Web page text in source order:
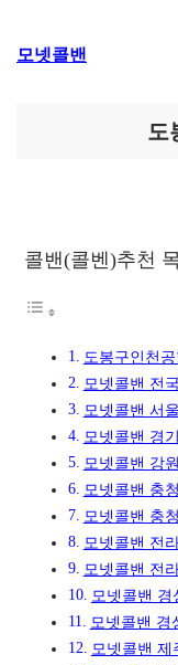
텐
모넷콜밴
도
콜밴(콜벤)추천
도봉구인천
모넷콜밴 전
모넷콜밴 서
모넷콜밴 경
모넷콜밴 강
모넷콜밴 충
모넷콜밴 충
모넷콜밴 전
모넷콜밴 전
모넷콜밴 경
모넷콜밴 경
모넷콜밴 제